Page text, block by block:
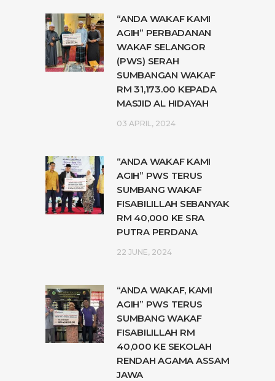
“ANDA WAKAF KAMI
AGIH” PERBADANAN
WAKAF SELANGOR
(PWS) SERAH
SUMBANGAN WAKAF
RM 31,173.00 KEPADA
MASJID AL HIDAYAH
03 APRIL, 2024
“ANDA WAKAF KAMI
AGIH” PWS TERUS
SUMBANG WAKAF
FISABILILLAH SEBANYAK
RM 40,000 KE SRA
PUTRA PERDANA
22 JUNE, 2024
“ANDA WAKAF, KAMI
AGIH” PWS TERUS
SUMBANG WAKAF
FISABILILLAH RM
40,000 KE SEKOLAH
RENDAH AGAMA ASSAM
JAWA